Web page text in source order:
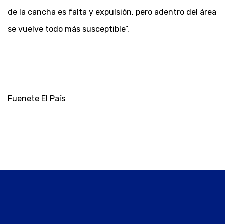
de la cancha es falta y expulsión, pero adentro del área
se vuelve todo más susceptible”.
Fuenete El País